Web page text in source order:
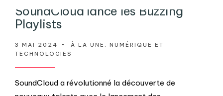
SoundCloud lance les Buzzing
Playlists
3 MAI 2024 • À LA UNE , NUMÉRIQUE ET
TECHNOLOGIES
SoundCloud a révolutionné la découverte de